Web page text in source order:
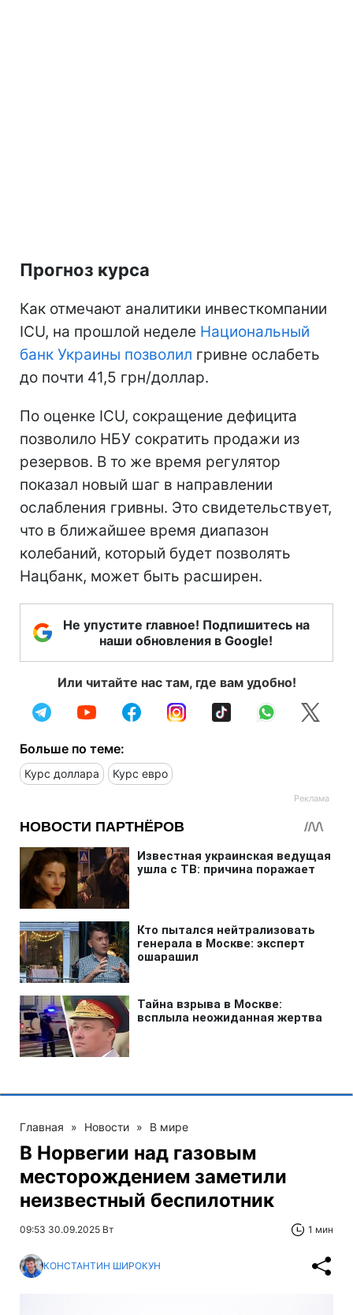
Прогноз курса
Как отмечают аналитики инвесткомпании
ICU, на прошлой неделе Национальный
банк Украины позволил гривне ослабеть
до почти 41,5 грн/доллар.
По оценке ICU, сокращение дефицита
позволило НБУ сократить продажи из
резервов. В то же время регулятор
показал новый шаг в направлении
ослабления гривны. Это свидетельствует,
что в ближайшее время диапазон
колебаний, который будет позволять
Нацбанк, может быть расширен.
Не упустите главное! Подпишитесь на
наши обновления в Google!
Или читайте нас там, где вам удобно!
Больше по теме:
Курс доллара Курс евро
Главная » Новости » В мире
В Норвегии над газовым
месторождением заметили
неизвестный беспилотник
09:53 30.09.2025 Вт 1 мин
КОНСТАНТИН ШИРОКУН